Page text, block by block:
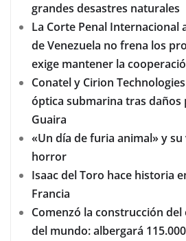
grandes desastres naturales
La Corte Penal Internacional
de Venezuela no frena los
exige mantener la
Conatel y Cirion
óptica submarina tras daños
Guaira
«Un día de furia animal» y su
horror
Isaac del Toro hace historia
Francia
Comenzó la construcción
del mundo: albergará